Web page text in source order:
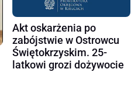
Akt oskarżenia po
zabójstwie w Ostrowcu
Świętokrzyskim. 25-
latkowi grozi dożywocie